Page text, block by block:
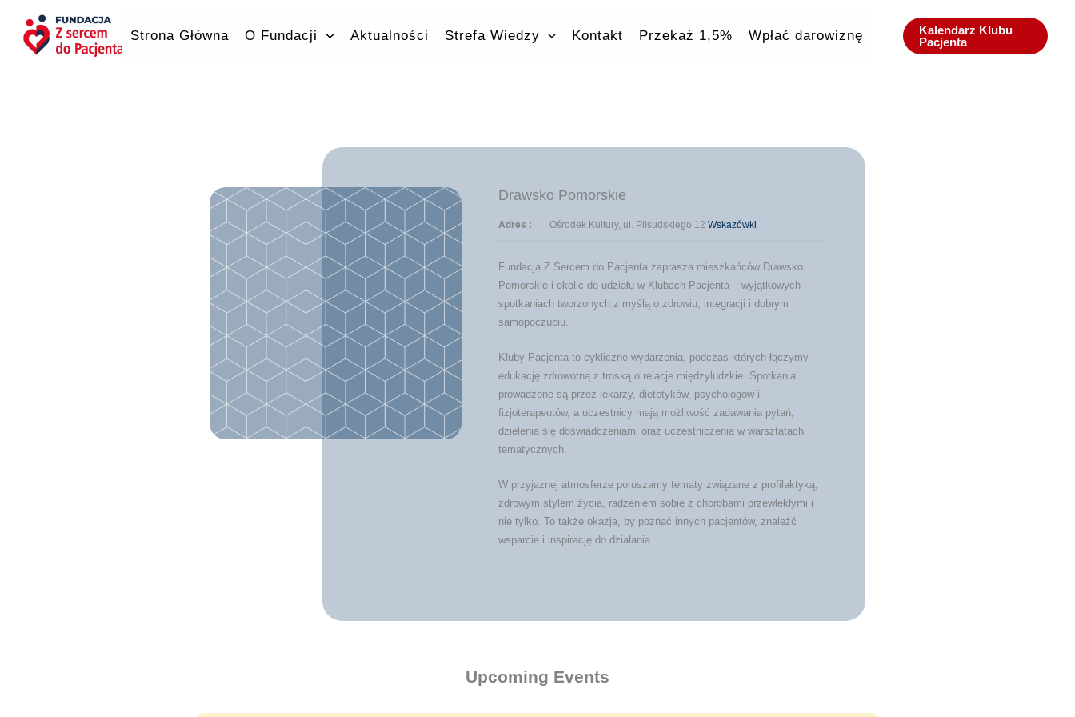
treści
Strona Główna O Fundacji Aktualności Strefa Wiedzy Kontakt Przekaż 1,5% Wpłać darowiznę
Kalendarz Klubu
Pacjenta
Drawsko Pomorskie
Adres : Ośrodek Kultury, ul. Piłsudskiego 12Wskazówki
Fundacja Z Sercem do Pacjenta zaprasza mieszkańców Drawsko
Pomorskie i okolic do udziału w Klubach Pacjenta – wyjątkowych
spotkaniach tworzonych z myślą o zdrowiu, integracji i dobrym
samopoczuciu.
Kluby Pacjenta to cykliczne wydarzenia, podczas których łączymy
edukację zdrowotną z troską o relacje międzyludzkie. Spotkania
prowadzone są przez lekarzy, dietetyków, psychologów i
fizjoterapeutów, a uczestnicy mają możliwość zadawania pytań,
dzielenia się doświadczeniami oraz uczestniczenia w warsztatach
tematycznych.
W przyjaznej atmosferze poruszamy tematy związane z profilaktyką,
zdrowym stylem życia, radzeniem sobie z chorobami przewlekłymi i
nie tylko. To także okazja, by poznać innych pacjentów, znaleźć
wsparcie i inspirację do działania.
Upcoming Events